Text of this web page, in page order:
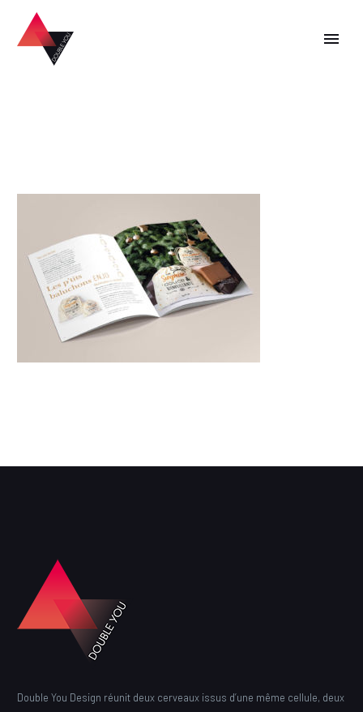
Double You Design réunit deux cerveaux issus d’une même cellule, deux